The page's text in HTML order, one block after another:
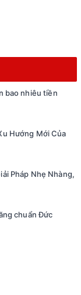
bao nhiêu tiền
Hướng Mới Của
Pháp Nhẹ Nhàng,
chuẩn Đức